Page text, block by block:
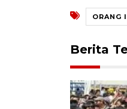
ORANG
Berita